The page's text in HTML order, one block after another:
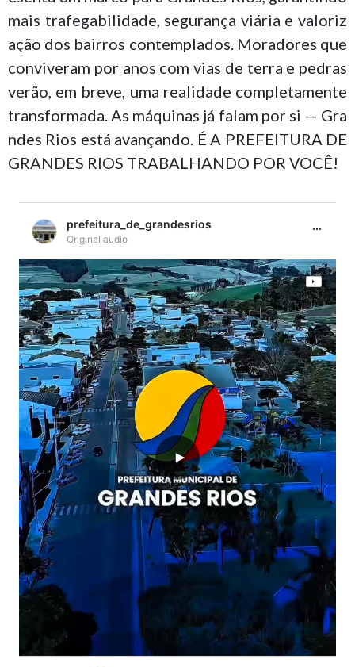
mais trafegabilidade, segurança viária e valoriz
ação dos bairros contemplados. Moradores que
conviveram por anos com vias de terra e pedras
verão, em breve, uma realidade completamente
transformada. As máquinas já falam por si — Gra
ndes Rios está avançando. É A PREFEITURA DE
GRANDES RIOS TRABALHANDO POR VOCÊ!
prefeitura_de_grandesrios
Original audio